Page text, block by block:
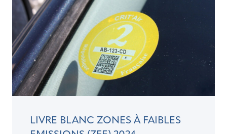
LIVRE BLANC ZONES À FAIBLES